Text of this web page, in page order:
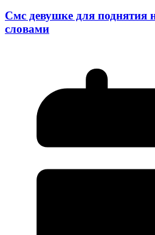
Смс девушке для поднятия
словами